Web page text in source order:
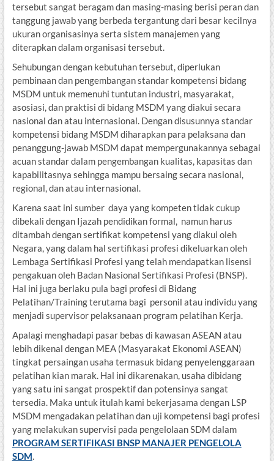
tersebut sangat beragam dan masing-masing berisi peran dan
tanggung jawab yang berbeda tergantung dari besar kecilnya
ukuran organisasinya serta sistem manajemen yang
diterapkan dalam organisasi tersebut.
Sehubungan dengan kebutuhan tersebut, diperlukan
pembinaan dan pengembangan standar kompetensi bidang
MSDM untuk memenuhi tuntutan industri, masyarakat,
asosiasi, dan praktisi di bidang MSDM yang diakui secara
nasional dan atau internasional. Dengan disusunnya standar
kompetensi bidang MSDM diharapkan para pelaksana dan
penanggung-jawab MSDM dapat mempergunakannya sebagai
acuan standar dalam pengembangan kualitas, kapasitas dan
kapabilitasnya sehingga mampu bersaing secara nasional,
regional, dan atau internasional.
Karena saat ini sumber daya yang kompeten tidak cukup
dibekali dengan Ijazah pendidikan formal, namun harus
ditambah dengan sertifikat kompetensi yang diakui oleh
Negara, yang dalam hal sertifikasi profesi dikeluarkan oleh
Lembaga Sertifikasi Profesi yang telah mendapatkan lisensi
pengakuan oleh Badan Nasional Sertifikasi Profesi (BNSP).
Hal ini juga berlaku pula bagi profesi di Bidang
Pelatihan/Training terutama bagi personil atau individu yang
menjadi supervisor pelaksanaan program pelatihan Kerja.
Apalagi menghadapi pasar bebas di kawasan ASEAN atau
lebih dikenal dengan MEA (Masyarakat Ekonomi ASEAN)
tingkat persaingan usaha termasuk bidang penyelenggaraan
pelatihan kian marak. Hal ini dikarenakan, usaha dibidang
yang satu ini sangat prospektif dan potensinya sangat
tersedia. Maka untuk itulah kami bekerjasama dengan LSP
MSDM mengadakan pelatihan dan uji kompetensi bagi profesi
yang melakukan supervisi pada pengelolaan SDM dalam
PROGRAM SERTIFIKASI BNSP MANAJER PENGELOLA
SDM.